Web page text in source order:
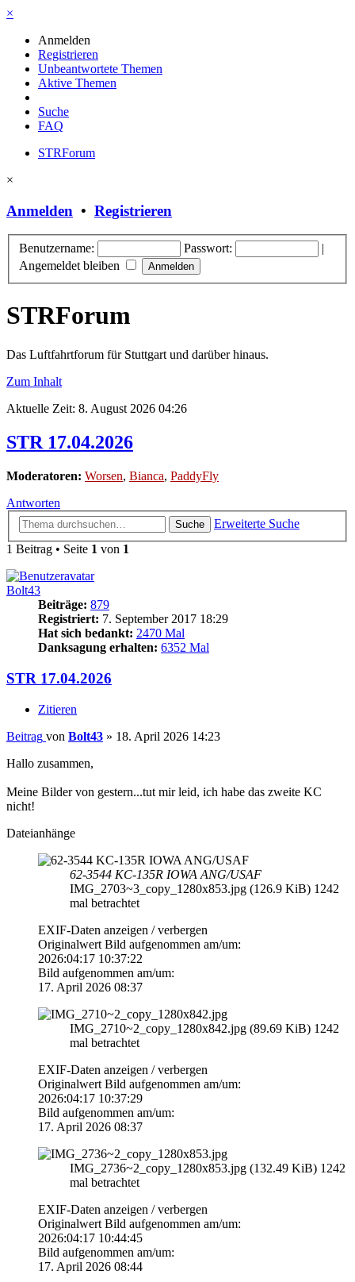
×
Anmelden
Registrieren
Unbeantwortete Themen
Aktive Themen
Suche
FAQ
STRForum
×
Anmelden • Registrieren
Benutzername: Passwort:
|
Angemeldet bleiben
STRForum
Das Luftfahrtforum für Stuttgart und darüber hinaus.
Zum Inhalt
Aktuelle Zeit: 8. August 2026 04:26
STR 17.04.2026
Moderatoren: Worsen, Bianca, PaddyFly
Antworten
Suche
Erweiterte Suche
1 Beitrag • Seite 1 von 1
Bolt43
Beiträge: 879
Registriert: 7. September 2017 18:29
Hat sich bedankt: 2470 Mal
Danksagung erhalten: 6352 Mal
STR 17.04.2026
Zitieren
Beitrag von Bolt43 » 18. April 2026 14:23
Hallo zusammen,
Meine Bilder von gestern...tut mir leid, ich habe das zweite KC
nicht!
Dateianhänge
62-3544 KC-135R IOWA ANG/USAF
IMG_2703~3_copy_1280x853.jpg (126.9 KiB) 1242
mal betrachtet
EXIF-Daten anzeigen / verbergen
Originalwert Bild aufgenommen am/um:
2026:04:17 10:37:22
Bild aufgenommen am/um:
17. April 2026 08:37
IMG_2710~2_copy_1280x842.jpg (89.69 KiB) 1242
mal betrachtet
EXIF-Daten anzeigen / verbergen
Originalwert Bild aufgenommen am/um:
2026:04:17 10:37:29
Bild aufgenommen am/um:
17. April 2026 08:37
IMG_2736~2_copy_1280x853.jpg (132.49 KiB) 1242
mal betrachtet
EXIF-Daten anzeigen / verbergen
Originalwert Bild aufgenommen am/um:
2026:04:17 10:44:45
Bild aufgenommen am/um:
17. April 2026 08:44